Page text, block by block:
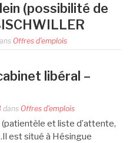
(possibilité de
Offres d'emplois
libéral –
dans Offres d'emplois
et liste d’attente,
est situé à Hésingue